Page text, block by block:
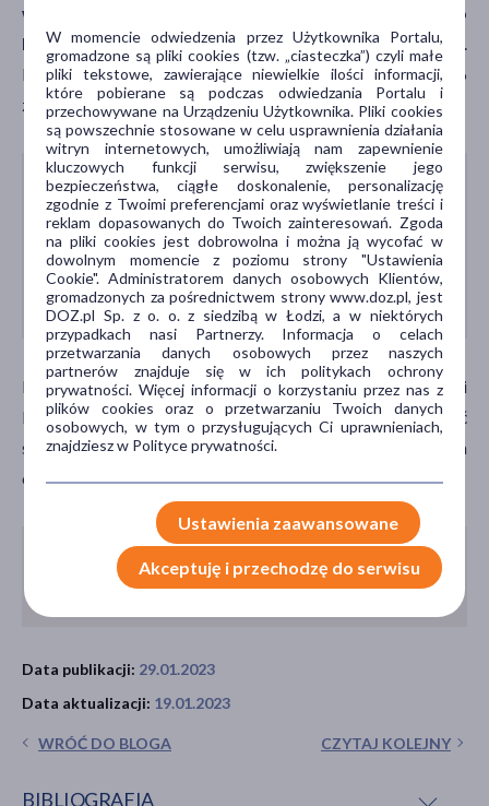
wynikającą ze zmniejszenia poziomu lęku i depresji, co
było weryfikowane za pomocą testów SCARED i MFQ
Następnie prof. Field wyjaśnił, że działanie witaminy B6
zmniejsza impulsy w mózgu, a to prowadzi do uspokojenia.
Jednakże grupa przyjmująca witaminę B12
wykazała jedynie niewielką poprawę w zakresie
objawów lęku i depresji, co badacze uznali za
nieistotne. Sugerują, że być może suplement był
przyjmowany przez zbyt krótki okres.
Psychiatra dr Tom MacLaren, który komentował wyniki
badań dla portalu MNT, powiedział, że łatwa dostępność
suplementów witaminy B6 może stanowić nową szansę dla
osób cierpiących na zaburzenia lękowe.
Sprawdź na DOZ.pl:
Witamina B i B12 – kapsułki, tabletki, krople
Data publikacji: 29.01.2023
Data aktualizacji: 19.01.2023
WRÓĆ DO BLOGA CZYTAJ KOLEJNY
BIBLIOGRAFIA
W momencie odwiedzenia przez Użytkownika Portalu,
gromadzone są pliki cookies (tzw. „ciasteczka”) czyli małe
pliki tekstowe, zawierające niewielkie ilości informacji,
które pobierane są podczas odwiedzania Portalu i
przechowywane na Urządzeniu Użytkownika. Pliki cookies
są powszechnie stosowane w celu usprawnienia działania
witryn internetowych, umożliwiają nam zapewnienie
kluczowych funkcji serwisu, zwiększenie jego
bezpieczeństwa, ciągłe doskonalenie, personalizację
zgodnie z Twoimi preferencjami oraz wyświetlanie treści i
reklam dopasowanych do Twoich zainteresowań. Zgoda
na pliki cookies jest dobrowolna i można ją wycofać w
dowolnym momencie z poziomu strony "Ustawienia
Cookie". Administratorem danych osobowych Klientów,
gromadzonych za pośrednictwem strony www.doz.pl, jest
DOZ.pl Sp. z o. o. z siedzibą w Łodzi, a w niektórych
przypadkach nasi Partnerzy. Informacja o celach
przetwarzania danych osobowych przez naszych
partnerów znajduje się w ich politykach ochrony
prywatności. Więcej informacji o korzystaniu przez nas z
plików cookies oraz o przetwarzaniu Twoich danych
osobowych, w tym o przysługujących Ci uprawnieniach,
znajdziesz w Polityce prywatności.
Ustawienia zaawansowane
Akceptuję i przechodzę do serwisu